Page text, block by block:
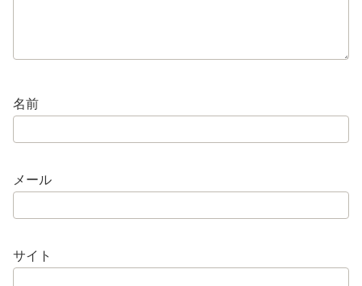
名前
メール
サイト